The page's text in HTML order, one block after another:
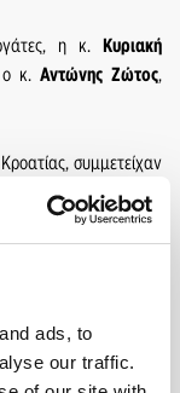
ads, to
our traffic.
η κ. Κυριακή
κ. Αντώνης Ζώτος,
συμμετείχαν
όπου λειτουργούν
οι οποίοι
δικτυωθούν και να